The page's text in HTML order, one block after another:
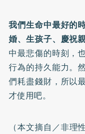
我們生命中最好的
婚、生孩子、慶祝
中最悲傷的時刻，
行為的持久能力。
們耗盡錢財，所以
才使用吧。
（本文摘自／非理